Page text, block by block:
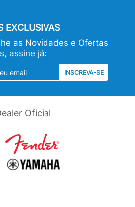
EXCLUSIVAS
as Novidades e Ofertas
assine já:
INSCREVA-SE
Oficial